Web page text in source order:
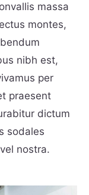
massa
montes,
nibh est,
per
praesent
dictum
sodales
nostra.